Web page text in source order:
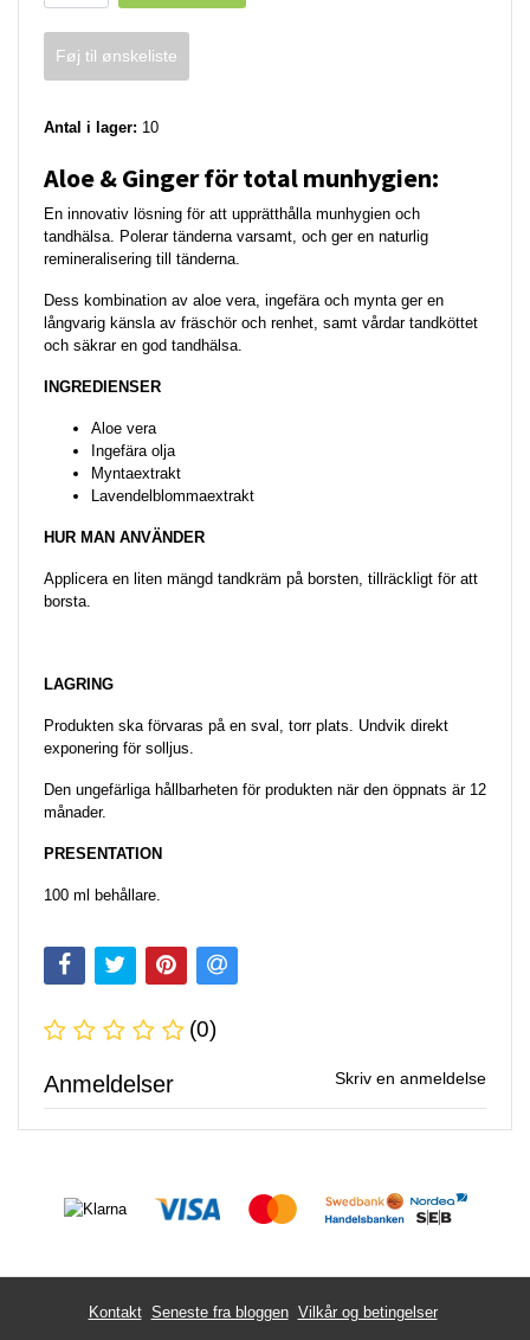
Føj til ønskeliste
Antal i lager: 10
Aloe & Ginger för total munhygien:
En innovativ lösning för att upprätthålla munhygien och
tandhälsa. Polerar tänderna varsamt, och ger en naturlig
remineralisering till tänderna.
Dess kombination av aloe vera, ingefära och mynta ger en
långvarig känsla av fräschör och renhet, samt vårdar tandköttet
och säkrar en god tandhälsa.
INGREDIENSER
Aloe vera
Ingefära olja
Myntaextrakt
Lavendelblommaextrakt
HUR MAN ANVÄNDER
Applicera en liten mängd tandkräm på borsten, tillräckligt för att
borsta.
LAGRING
Produkten ska förvaras på en sval, torr plats. Undvik direkt
exponering för solljus.
Den ungefärliga hållbarheten för produkten när den öppnats är 12
månader.
PRESENTATION
100 ml behållare.
(0)
Anmeldelser Skriv en anmeldelse
Kontakt Seneste fra bloggen Vilkår og betingelser